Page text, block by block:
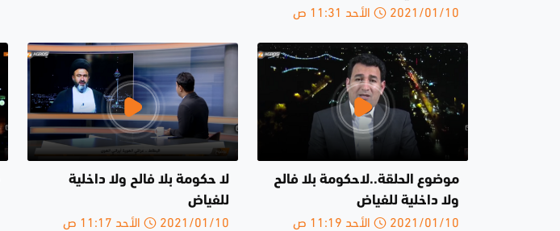
2021/01/10 الأحد 11:31 ص
موضوع الحلقة..لاحكومة بلا فالح
ولا داخلية للفياض
2021/01/10 الأحد 11:19 ص
لا حكومة بلا فالح ولا داخلية
للفياض
2021/01/10 الأحد 11:17 ص